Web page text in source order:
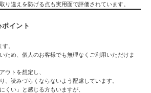
り違えを防げる点も実用面で評価されています。
イント
。
ため、個人のお客様でも無理なくご利用いただけま
ウトを想定し、
、読みづらくならないよう配慮しています。
くい」と感じる方もいますが、